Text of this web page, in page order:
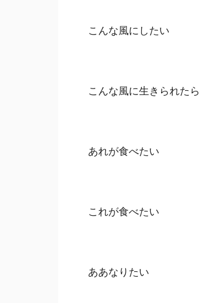
こんな風にしたい
こんな風に生きられたら
あれが食べたい
これが食べたい
ああなりたい